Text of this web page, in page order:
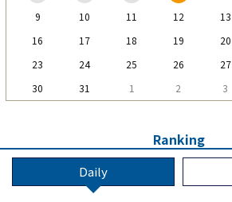
9
10 11 12 13
16
17 18 19 20
23
24 25 26 27
30
31 1 2 3
Ranking
Daily